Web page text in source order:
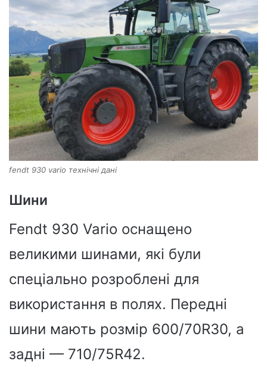
fendt 930 vario технічні дані
Шини
Fendt 930 Vario оснащено
великими шинами, які були
спеціально розроблені для
використання в полях. Передні
шини мають розмір 600/70R30, а
задні — 710/75R42.